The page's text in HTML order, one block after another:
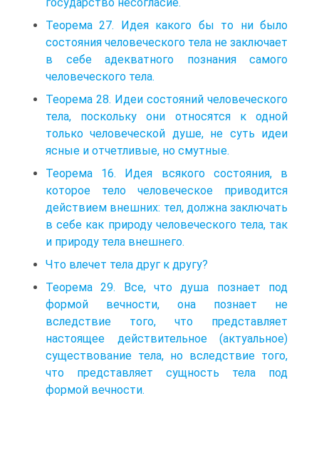
Теорема 27. Идея какого бы то ни было
состояния человеческого тела не заключает
в себе адекватного познания самого
человеческого тела.
Теорема 28. Идеи состояний человеческого
тела, поскольку они относятся к одной
только человеческой душе, не суть идеи
ясные и отчетливые, но смутные.
Теорема 16. Идея всякого состояния, в
которое тело человеческое приводится
действием внешних: тел, должна заключать
в себе как природу человеческого тела, так
и природу тела внешнего.
Что влечет тела друг к другу?
Теорема 29. Все, что душа познает под
формой вечности, она познает не
вследствие того, что представляет
настоящее действительное (актуальное)
существование тела, но вследствие того,
что представляет сущность тела под
формой вечности.